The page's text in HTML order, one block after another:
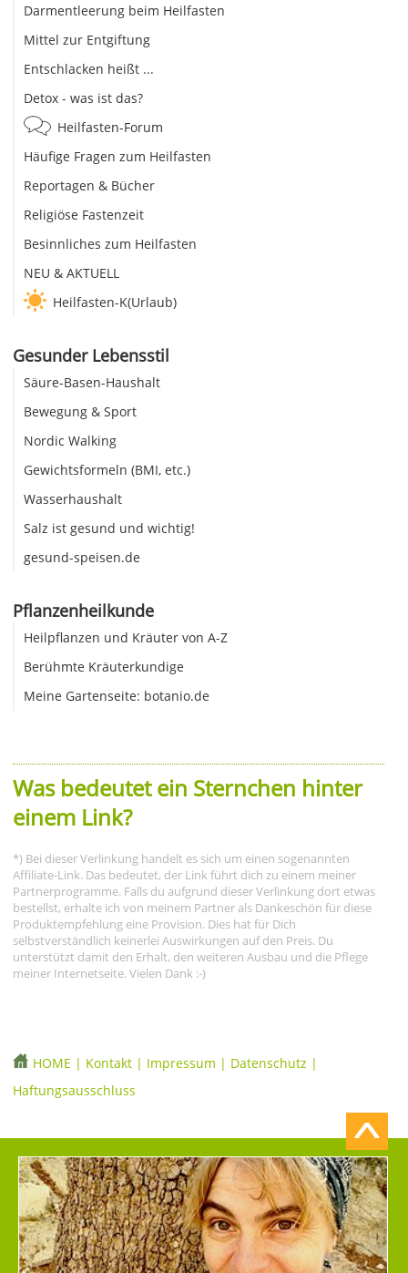
Darmentleerung beim Heilfasten
Mittel zur Entgiftung
Entschlacken heißt ...
Detox - was ist das?
Heilfasten-Forum
Häufige Fragen zum Heilfasten
Reportagen & Bücher
Religiöse Fastenzeit
Besinnliches zum Heilfasten
NEU & AKTUELL
Heilfasten-K(Urlaub)
Gesunder Lebensstil
Säure-Basen-Haushalt
Bewegung & Sport
Nordic Walking
Gewichtsformeln (BMI, etc.)
Wasserhaushalt
Salz ist gesund und wichtig!
gesund-speisen.de
Pflanzenheilkunde
Heilpflanzen und Kräuter von A-Z
Berühmte Kräuterkundige
Meine Gartenseite: botanio.de
Was bedeutet ein Sternchen hinter
einem Link?
*) Bei dieser Verlinkung handelt es sich um einen sogenannten
Affiliate-Link. Das bedeutet, der Link führt dich zu einem meiner
Partnerprogramme. Falls du aufgrund dieser Verlinkung dort etwas
bestellst, erhalte ich von meinem Partner als Dankeschön für diese
Produktempfehlung eine Provision. Dies hat für Dich
selbstverständlich keinerlei Auswirkungen auf den Preis. Du
unterstützt damit den Erhalt, den weiteren Ausbau und die Pflege
meiner Internetseite. Vielen Dank :-)
HOME | Kontakt | Impressum | Datenschutz |
Haftungsausschluss